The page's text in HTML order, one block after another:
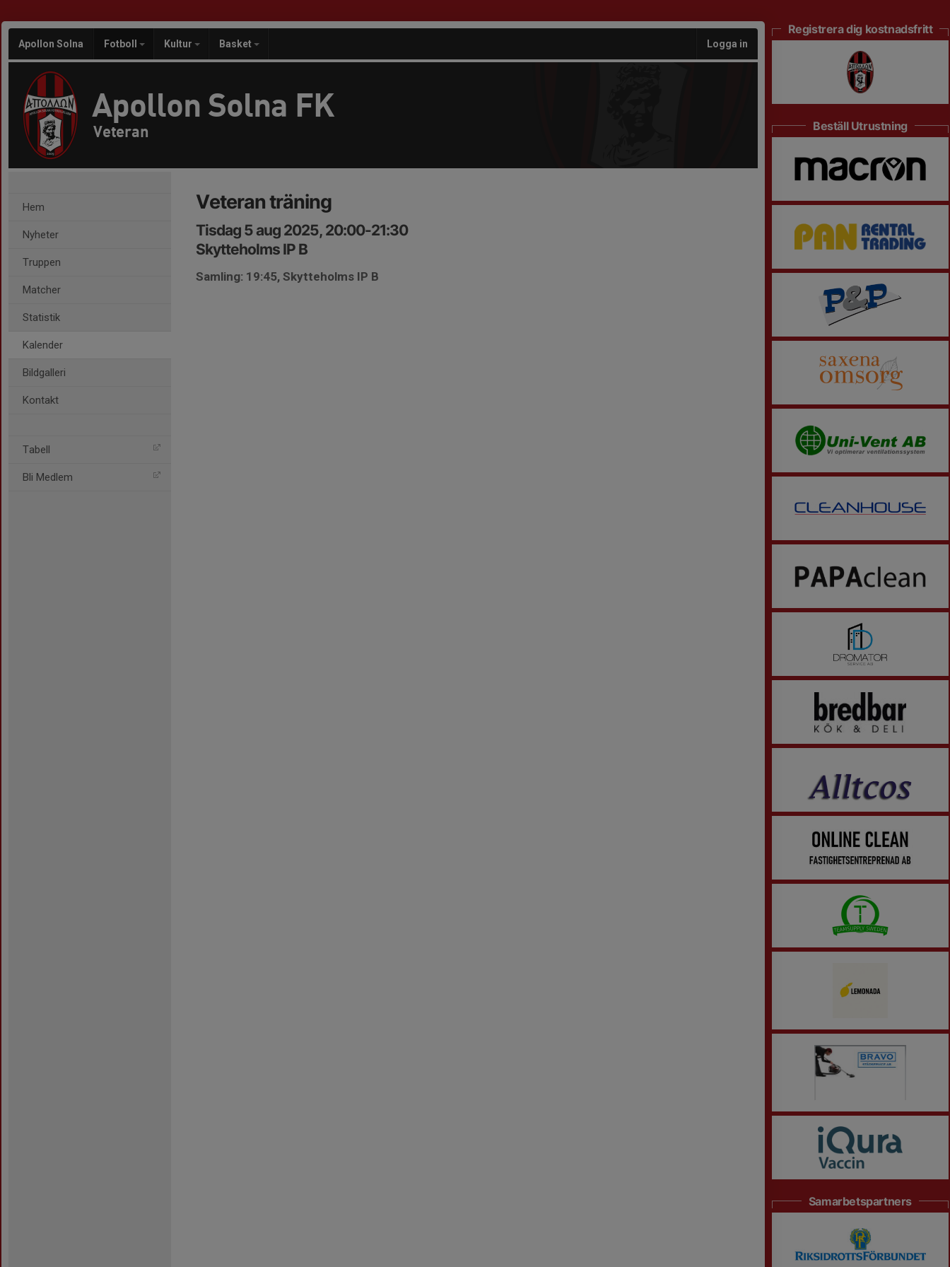
Apollon Solna Fotboll Kultur Basket Logga in
Apollon Solna FK
Veteran
Hem
Nyheter
Truppen
Matcher
Statistik
Kalender
Bildgalleri
Kontakt
Tabell
Bli Medlem
Veteran träning
Tisdag 5 aug 2025, 20:00-21:30
Skytteholms IP B
Samling: 19:45, Skytteholms IP B
Registrera dig kostnadsfritt
Beställ Utrustning
Samarbetspartners